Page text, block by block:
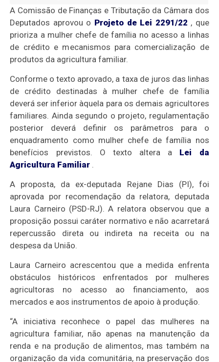
A Comissão de Finanças e Tributação da Câmara dos
Deputados aprovou o Projeto de Lei 2291/22 , que
prioriza a mulher chefe de família no acesso a linhas
de crédito e mecanismos para comercialização de
produtos da agricultura familiar.
Conforme o texto aprovado, a taxa de juros das linhas
de crédito destinadas à mulher chefe de família
deverá ser inferior àquela para os demais agricultores
familiares. Ainda segundo o projeto, regulamentação
posterior deverá definir os parâmetros para o
enquadramento como mulher chefe de família nos
benefícios previstos. O texto altera a Lei da
Agricultura Familiar .
A proposta, da ex-deputada Rejane Dias (PI), foi
aprovada por recomendação da relatora, deputada
Laura Carneiro (PSD-RJ). A relatora observou que a
proposição possui caráter normativo e não acarretará
repercussão direta ou indireta na receita ou na
despesa da União.
Laura Carneiro acrescentou que a medida enfrenta
obstáculos históricos enfrentados por mulheres
agricultoras no acesso ao financiamento, aos
mercados e aos instrumentos de apoio à produção.
“A iniciativa reconhece o papel das mulheres na
agricultura familiar, não apenas na manutenção da
renda e na produção de alimentos, mas também na
organização da vida comunitária, na preservação dos